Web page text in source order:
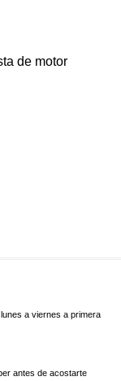
de motor
a viernes a primera
antes de acostarte